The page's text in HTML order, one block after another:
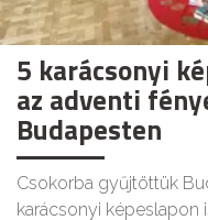
5 karácsonyi
az adventi
Budapesten
Csokorba gyűjtöttük
karácsonyi képeslapon